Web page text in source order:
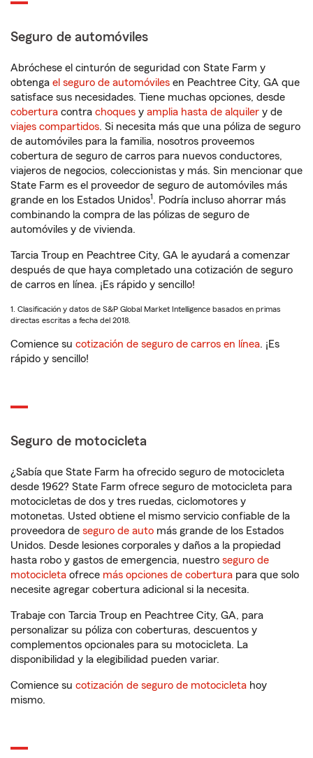
Seguro de automóviles
Abróchese el cinturón de seguridad con State Farm y
obtenga el seguro de automóviles en Peachtree City, GA que
satisface sus necesidades. Tiene muchas opciones, desde
cobertura contra choques y amplia hasta de alquiler y de
viajes compartidos. Si necesita más que una póliza de seguro
de automóviles para la familia, nosotros proveemos
cobertura de seguro de carros para nuevos conductores,
viajeros de negocios, coleccionistas y más. Sin mencionar que
State Farm es el proveedor de seguro de automóviles más
grande en los Estados Unidos1. Podría incluso ahorrar más
combinando la compra de las pólizas de seguro de
automóviles y de vivienda.
Tarcia Troup en Peachtree City, GA le ayudará a comenzar
después de que haya completado una cotización de seguro
de carros en línea. ¡Es rápido y sencillo!
1. Clasificación y datos de S&P Global Market Intelligence basados en primas
directas escritas a fecha del 2018.
Comience su cotización de seguro de carros en línea. ¡Es
rápido y sencillo!
Seguro de motocicleta
¿Sabía que State Farm ha ofrecido seguro de motocicleta
desde 1962? State Farm ofrece seguro de motocicleta para
motocicletas de dos y tres ruedas, ciclomotores y
motonetas. Usted obtiene el mismo servicio confiable de la
proveedora de seguro de auto más grande de los Estados
Unidos. Desde lesiones corporales y daños a la propiedad
hasta robo y gastos de emergencia, nuestro seguro de
motocicleta ofrece más opciones de cobertura para que solo
necesite agregar cobertura adicional si la necesita.
Trabaje con Tarcia Troup en Peachtree City, GA, para
personalizar su póliza con coberturas, descuentos y
complementos opcionales para su motocicleta. La
disponibilidad y la elegibilidad pueden variar.
Comience su cotización de seguro de motocicleta hoy
mismo.